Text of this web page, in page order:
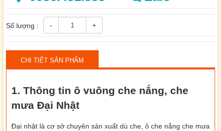
Số lượng : - +
CHI TIẾT SẢN PHẨM
1. Thông tin ô vuông che nắng, che
mưa Đại Nhật
Đại nhật là cơ sở chuyên sản xuất dù che, ô che nắng che mưa